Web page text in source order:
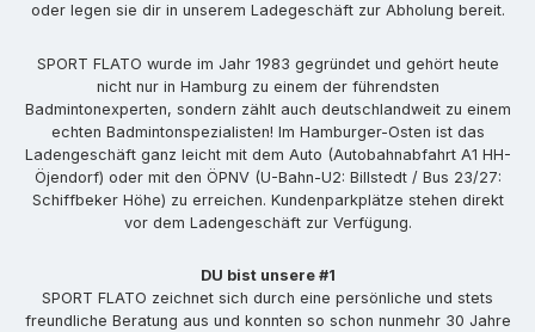
oder legen sie dir in unserem Ladegeschäft zur Abholung bereit.
SPORT FLATO wurde im Jahr 1983 gegründet und gehört heute
nicht nur in Hamburg zu einem der führendsten
Badmintonexperten, sondern zählt auch deutschlandweit zu einem
echten Badmintonspezialisten! Im Hamburger-Osten ist das
Ladengeschäft ganz leicht mit dem Auto (Autobahnabfahrt A1 HH-
Öjendorf) oder mit den ÖPNV (U-Bahn-U2: Billstedt / Bus 23/27:
Schiffbeker Höhe) zu erreichen. Kundenparkplätze stehen direkt
vor dem Ladengeschäft zur Verfügung.
DU bist unsere #1
SPORT FLATO zeichnet sich durch eine persönliche und stets
freundliche Beratung aus und konnten so schon nunmehr 30 Jahre